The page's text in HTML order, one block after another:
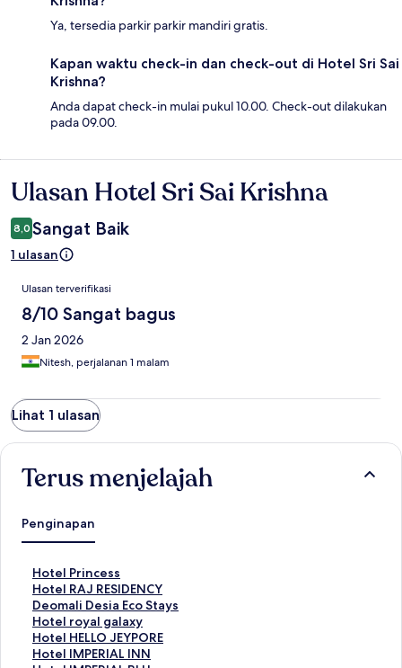
Ya, tersedia parkir parkir mandiri gratis.
Kapan waktu check-in dan check-out di Hotel Sri Sai
Krishna?
Anda dapat check-in mulai pukul 10.00. Check-out dilakukan
pada 09.00.
Ulasan
Ulasan Hotel Sri Sai Krishna
8,0 Sangat Baik
1 ulasan
Ulasan
Ulasan terverifikasi
8/10 Sangat bagus
2 Jan 2026
Nitesh, perjalanan 1 malam
Lihat 1 ulasan
Terus menjelajah
Penginapan
Hotel Princess
T
a
u
t
a
n
Hotel RAJ RESIDENCY
T
a
u
t
a
Deomali Desia Eco Stays
T
a
u
t
Hotel royal galaxy
T
a
u
Hotel HELLO JEYPORE
T
a
Hotel IMPERIAL INN
T